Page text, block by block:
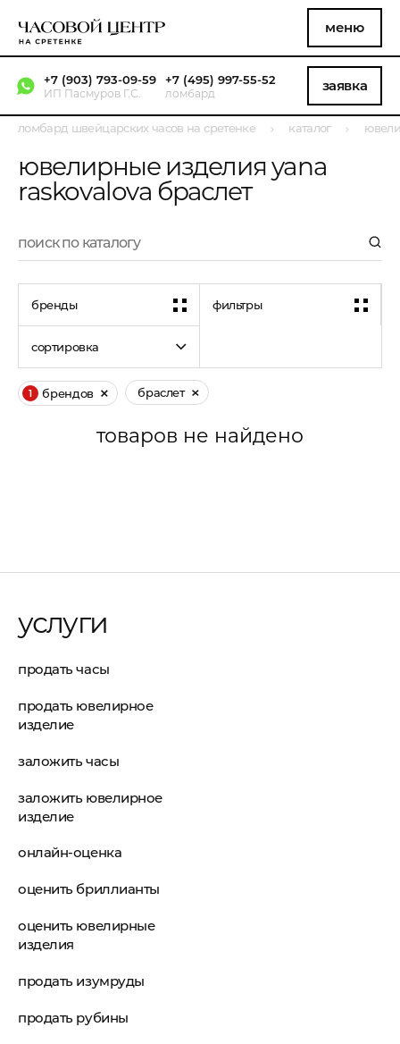
меню
+7 (903) 793-09-59
ИП Пасмуров Г.С.
+7 (495) 997-55-52
ломбард заявка
ломбард швейцарских часов на сретенке каталог
ювелирные изделия yana
raskovalova браслет
бренды фильтры
сортировка
1 брендов браслет
товаров не найдено
услуги
продать часы
продать ювелирное
изделие
заложить часы
заложить ювелирное
изделие
онлайн-оценка
оценить бриллианты
оценить ювелирные
изделия
продать изумруды
продать рубины